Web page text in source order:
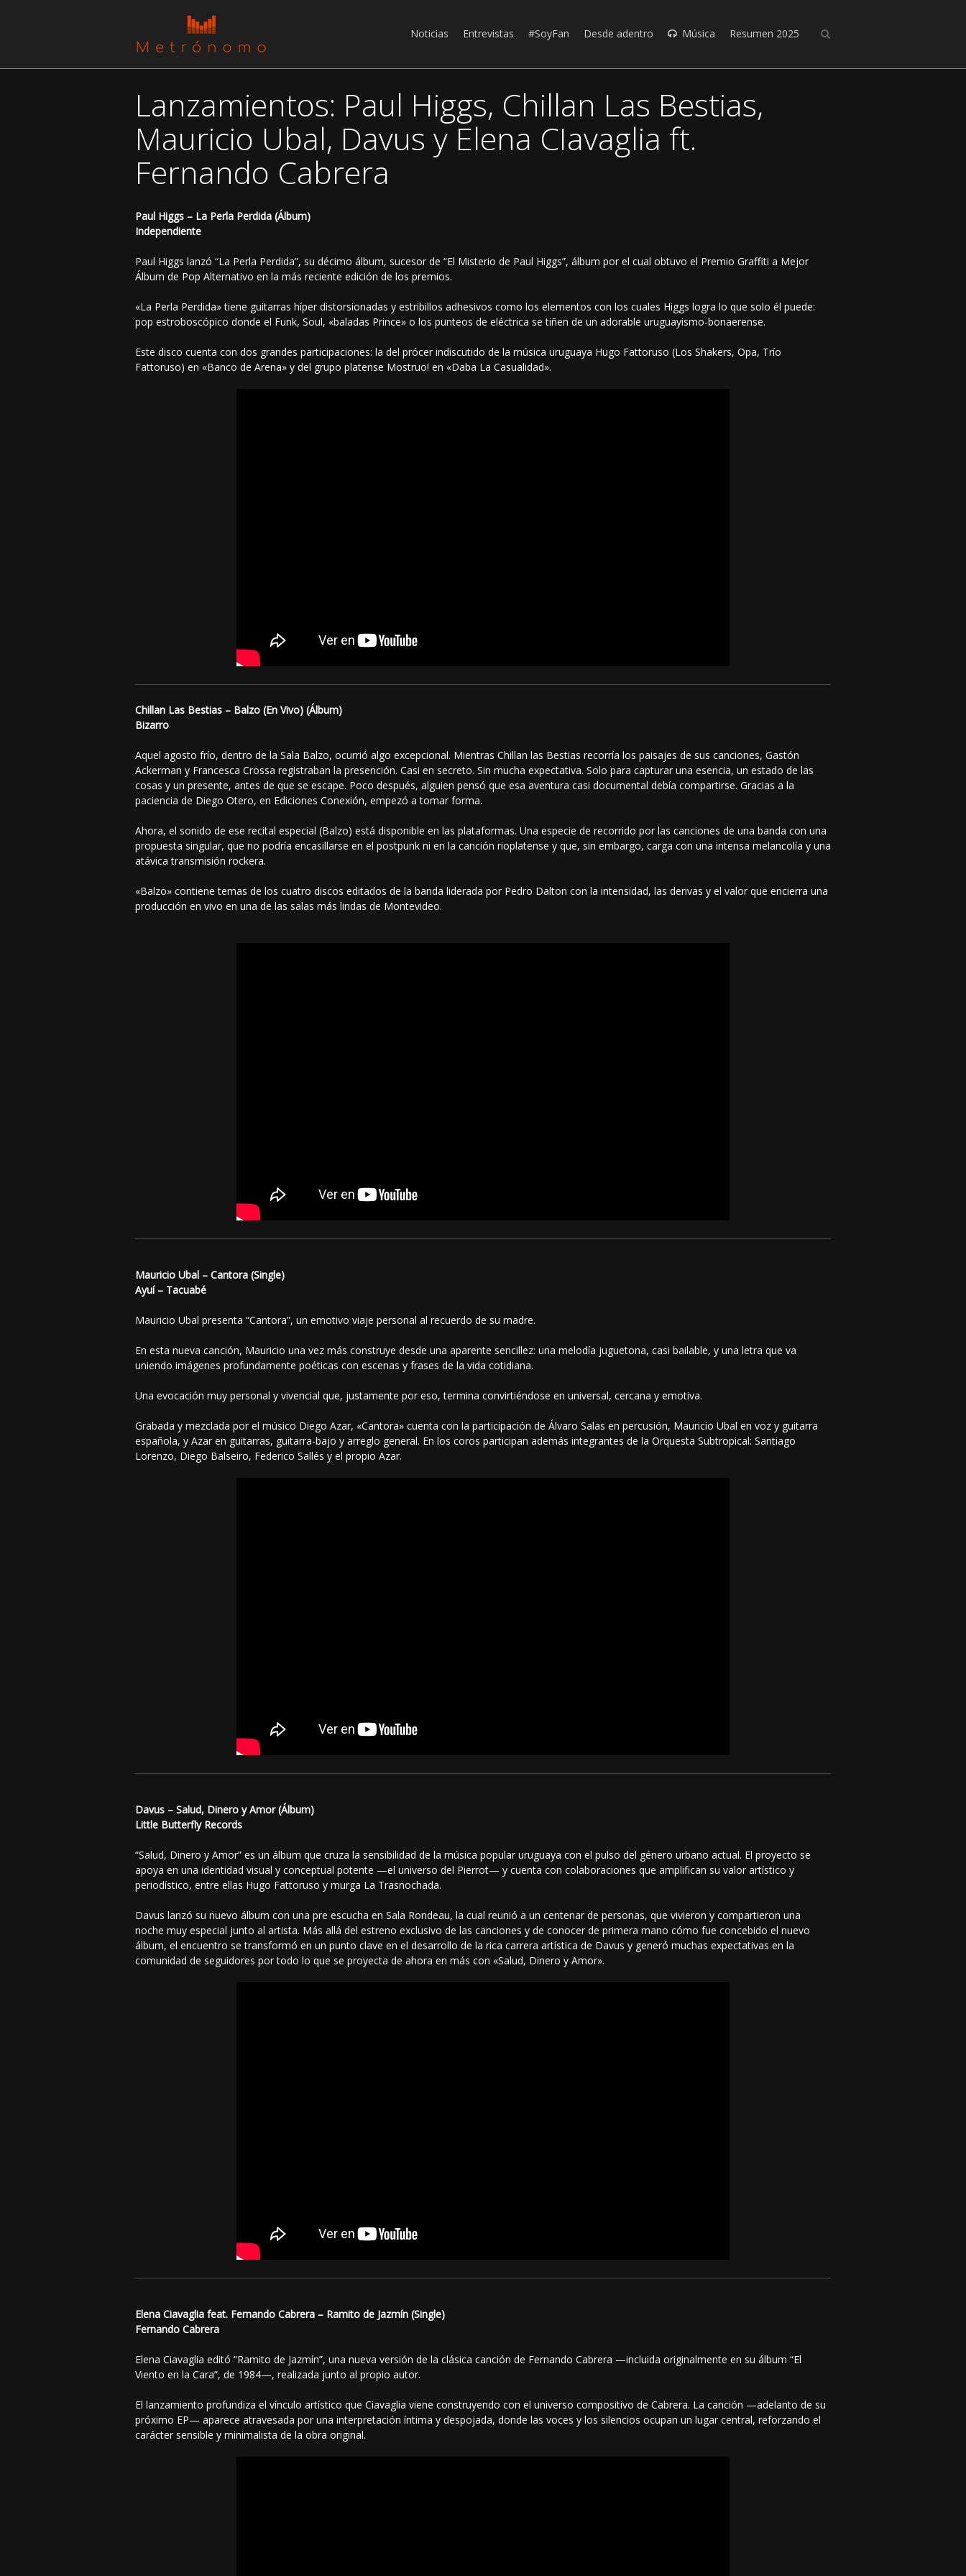
Noticias Entrevistas #SoyFan Desde adentro Música Resumen 2025
Lanzamientos: Paul Higgs, Chillan Las Bestias,
Mauricio Ubal, Davus y Elena CIavaglia ft.
Fernando Cabrera
Paul Higgs – La Perla Perdida (Álbum)
Independiente
Paul Higgs lanzó “La Perla Perdida”, su décimo álbum, sucesor de “El Misterio de Paul Higgs”, álbum por el cual obtuvo el Premio Graffiti a Mejor
Álbum de Pop Alternativo en la más reciente edición de los premios.
«La Perla Perdida» tiene guitarras híper distorsionadas y estribillos adhesivos como los elementos con los cuales Higgs logra lo que solo él puede:
pop estroboscópico donde el Funk, Soul, «baladas Prince» o los punteos de eléctrica se tiñen de un adorable uruguayismo-bonaerense.
Este disco cuenta con dos grandes participaciones: la del prócer indiscutido de la música uruguaya Hugo Fattoruso (Los Shakers, Opa, Trío
Fattoruso) en «Banco de Arena» y del grupo platense Mostruo! en «Daba La Casualidad».
Chillan Las Bestias – Balzo (En Vivo) (Álbum)
Bizarro
Aquel agosto frío, dentro de la Sala Balzo, ocurrió algo excepcional. Mientras Chillan las Bestias recorría los paisajes de sus canciones, Gastón
Ackerman y Francesca Crossa registraban la presención. Casi en secreto. Sin mucha expectativa. Solo para capturar una esencia, un estado de las
cosas y un presente, antes de que se escape. Poco después, alguien pensó que esa aventura casi documental debía compartirse. Gracias a la
paciencia de Diego Otero, en Ediciones Conexión, empezó a tomar forma.
Ahora, el sonido de ese recital especial (Balzo) está disponible en las plataformas. Una especie de recorrido por las canciones de una banda con una
propuesta singular, que no podría encasillarse en el postpunk ni en la canción rioplatense y que, sin embargo, carga con una intensa melancolía y una
atávica transmisión rockera.
«Balzo» contiene temas de los cuatro discos editados de la banda liderada por Pedro Dalton con la intensidad, las derivas y el valor que encierra una
producción en vivo en una de las salas más lindas de Montevideo.
Mauricio Ubal – Cantora (Single)
Ayuí – Tacuabé
Mauricio Ubal presenta “Cantora”, un emotivo viaje personal al recuerdo de su madre.
En esta nueva canción, Mauricio una vez más construye desde una aparente sencillez: una melodía juguetona, casi bailable, y una letra que va
uniendo imágenes profundamente poéticas con escenas y frases de la vida cotidiana.
Una evocación muy personal y vivencial que, justamente por eso, termina convirtiéndose en universal, cercana y emotiva.
Grabada y mezclada por el músico Diego Azar, «Cantora» cuenta con la participación de Álvaro Salas en percusión, Mauricio Ubal en voz y guitarra
española, y Azar en guitarras, guitarra-bajo y arreglo general. En los coros participan además integrantes de la Orquesta Subtropical: Santiago
Lorenzo, Diego Balseiro, Federico Sallés y el propio Azar.
Davus – Salud, Dinero y Amor (Álbum)
Little Butterfly Records
“Salud, Dinero y Amor” es un álbum que cruza la sensibilidad de la música popular uruguaya con el pulso del género urbano actual. El proyecto se
apoya en una identidad visual y conceptual potente —el universo del Pierrot— y cuenta con colaboraciones que amplifican su valor artístico y
periodístico, entre ellas Hugo Fattoruso y murga La Trasnochada.
Davus lanzó su nuevo álbum con una pre escucha en Sala Rondeau, la cual reunió a un centenar de personas, que vivieron y compartieron una
noche muy especial junto al artista. Más allá del estreno exclusivo de las canciones y de conocer de primera mano cómo fue concebido el nuevo
álbum, el encuentro se transformó en un punto clave en el desarrollo de la rica carrera artística de Davus y generó muchas expectativas en la
comunidad de seguidores por todo lo que se proyecta de ahora en más con «Salud, Dinero y Amor».
Elena Ciavaglia feat. Fernando Cabrera – Ramito de Jazmín (Single)
Fernando Cabrera
Elena Ciavaglia editó “Ramito de Jazmín”, una nueva versión de la clásica canción de Fernando Cabrera —incluida originalmente en su álbum “El
Viento en la Cara”, de 1984—, realizada junto al propio autor.
El lanzamiento profundiza el vínculo artístico que Ciavaglia viene construyendo con el universo compositivo de Cabrera. La canción —adelanto de su
próximo EP— aparece atravesada por una interpretación íntima y despojada, donde las voces y los silencios ocupan un lugar central, reforzando el
carácter sensible y minimalista de la obra original.